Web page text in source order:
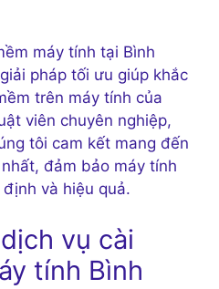
máy tính tại Bình
pháp tối ưu giúp khắc
trên máy tính của
viên chuyên nghiệp,
tôi cam kết mang đến
đảm bảo máy tính
và hiệu quả.
vụ cài
tính Bình